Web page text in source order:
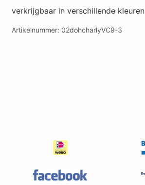
verkrijgbaar in verschillende kleuren
Artikelnummer: 02dohcharlyVC9-3